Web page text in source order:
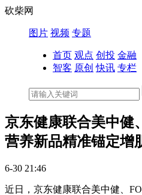
砍柴网
图片 视频 专题
首页 观点 创投 金融
智客 原创 快讯 专栏
京东健康联合美中健
营养新品精准锚定增
6-30 21:46
近日，京东健康联合美中健、